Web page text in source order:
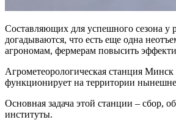
Составляющих для успешного сезона у
догадываются, что есть еще одна
агрономам, фермерам повысить
Агрометеорологическая станция
функционирует на территории
Основная задача этой станции – сбор,
институты.